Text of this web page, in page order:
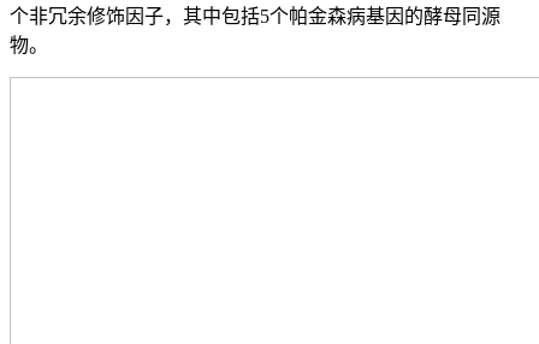
个非冗余修饰因子，其中包括5个帕金森病基因的酵母同源
物。